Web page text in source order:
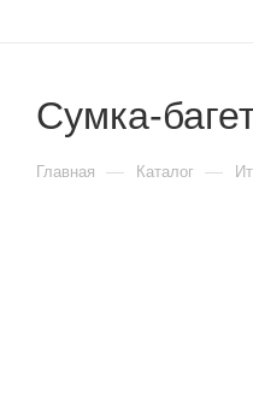
Сумка-
Главная — Каталог —